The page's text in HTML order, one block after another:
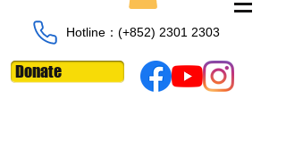
Hotline：​​(+852) 2301 2303
Donate